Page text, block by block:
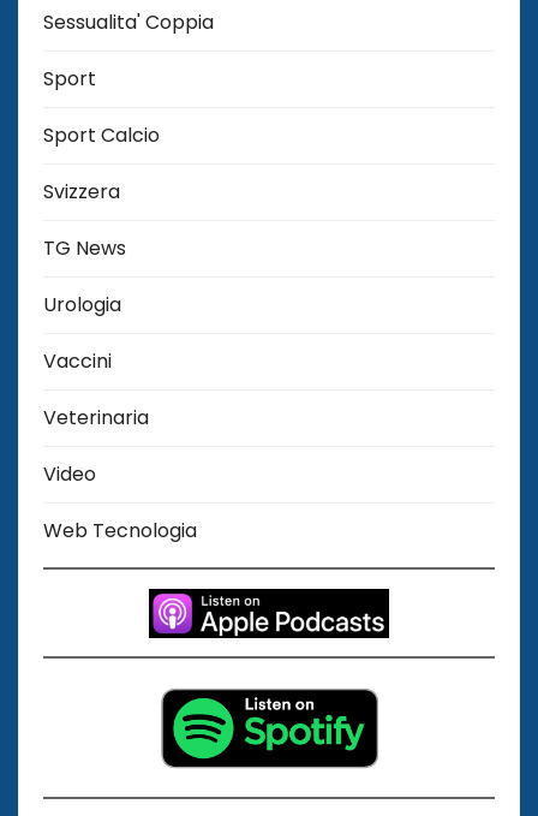
Sessualita' Coppia
Sport
Sport Calcio
Svizzera
TG News
Urologia
Vaccini
Veterinaria
Video
Web Tecnologia